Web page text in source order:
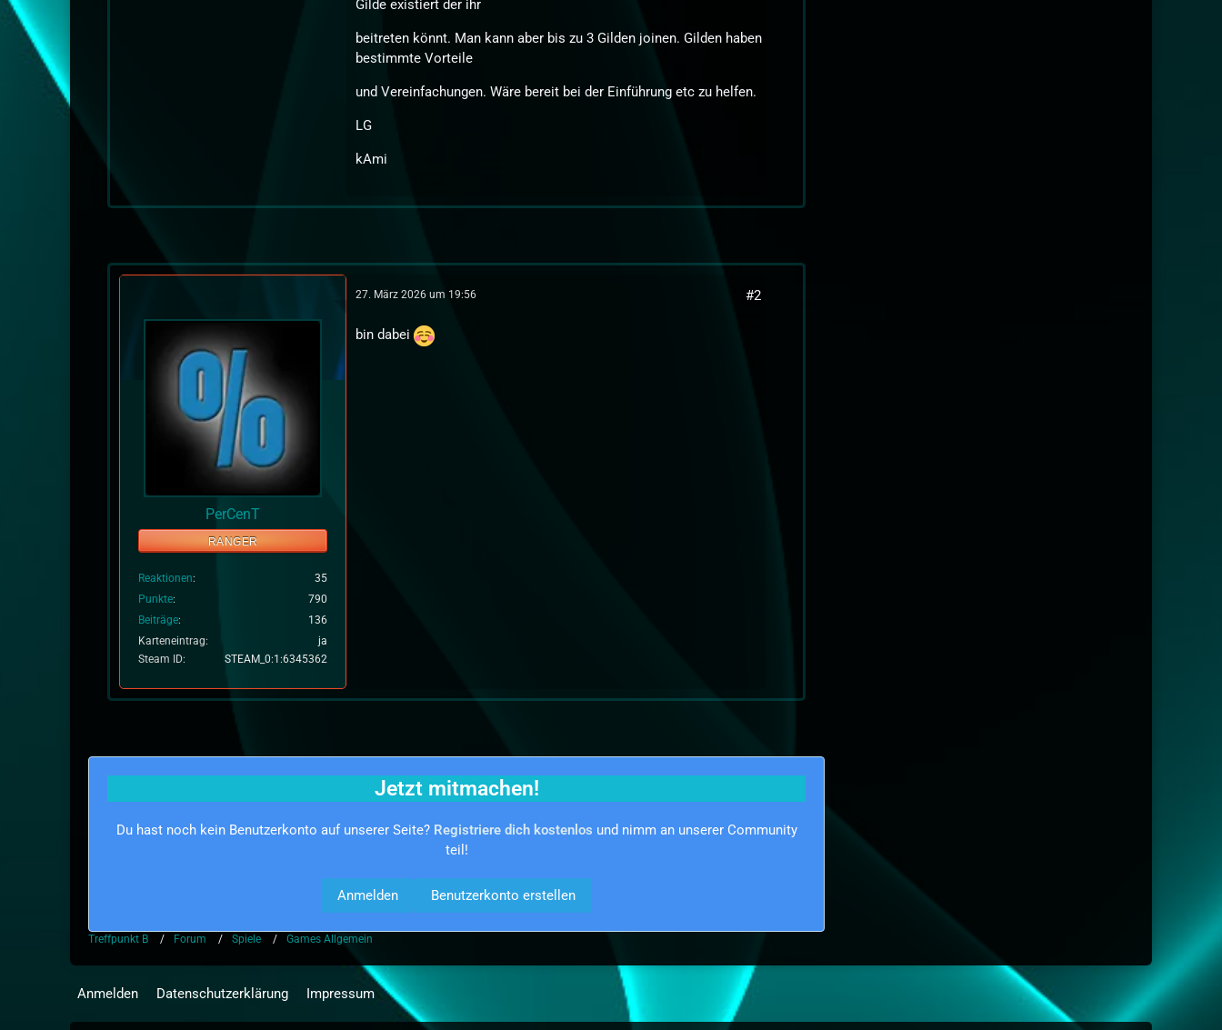
Gilde existiert der ihr
beitreten könnt. Man kann aber bis zu 3 Gilden joinen. Gilden haben
bestimmte Vorteile
und Vereinfachungen. Wäre bereit bei der Einführung etc zu helfen.
LG
kAmi
PerCenT
RANGER
Reaktionen
35
Punkte
790
Beiträge
136
Karteneintrag
ja
Steam ID
STEAM_0:1:6345362
27. März 2026 um 19:56 #2
bin dabei
Jetzt mitmachen!
Du hast noch kein Benutzerkonto auf unserer Seite? Registriere dich kostenlos und nimm an unserer Community
teil!
Benutzerkonto erstellen
Anmelden
Treffpunkt B Forum Spiele Games Allgemein
Anmelden Datenschutzerklärung Impressum